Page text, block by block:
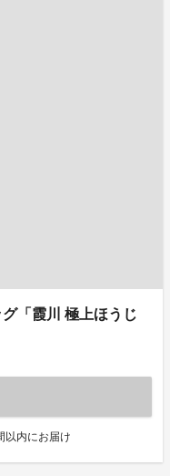
「霞川 極上ほうじ
以内にお届け